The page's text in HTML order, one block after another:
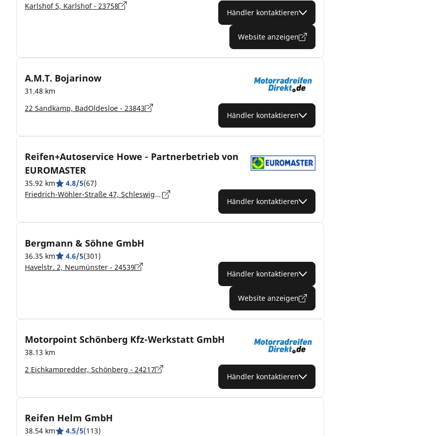
Karlshof 5, Karlshof - 23758
Händler kontaktieren
Website anzeigen
A.M.T. Bojarinow
31.48 km
22 Sandkamp, BadOldesloe - 23843
Händler kontaktieren
Reifen+Autoservice Howe - Partnerbetrieb von
EUROMASTER
35.92 km 4.8/5(67)
Friedrich-Wöhler-Straße 47, Schleswig-Holstein, Neumünster - 24536
Händler kontaktieren
Bergmann & Söhne GmbH
36.35 km 4.6/5(301)
Havelstr. 2, Neumünster - 24539
Händler kontaktieren
Website anzeigen
Motorpoint Schönberg Kfz-Werkstatt GmbH
38.13 km
2 Eichkampredder, Schönberg - 24217
Händler kontaktieren
Reifen Helm GmbH
38.54 km 4.5/5(113)